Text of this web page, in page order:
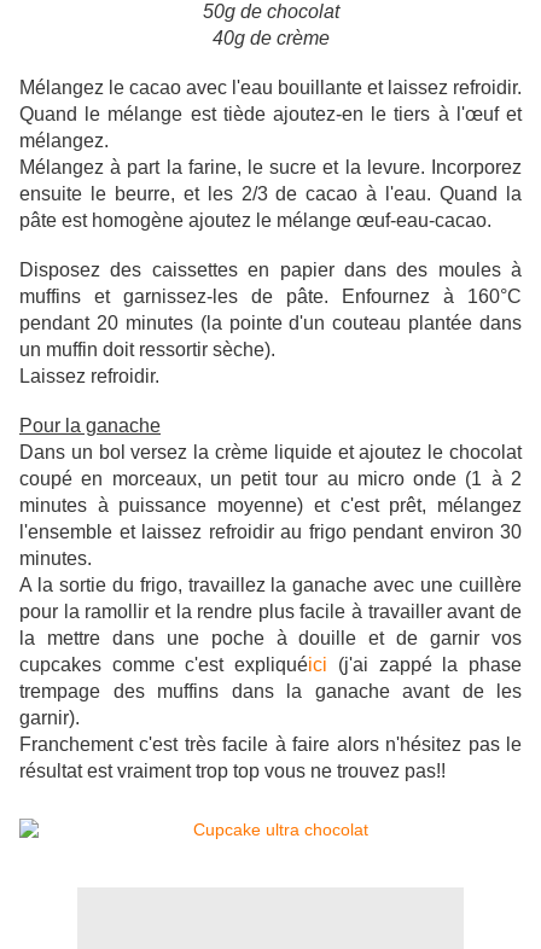
50g de chocolat
40g de crème
Mélangez le cacao avec l'eau bouillante et laissez refroidir.
Quand le mélange est tiède ajoutez-en le tiers à l'œuf et
mélangez.
Mélangez à part la farine, le sucre et la levure. Incorporez
ensuite le beurre, et les 2/3 de cacao à l'eau. Quand la
pâte est homogène ajoutez le mélange œuf-eau-cacao.
Disposez des caissettes en papier dans des moules à
muffins et garnissez-les de pâte. Enfournez à 160°C
pendant 20 minutes (la pointe d'un couteau plantée dans
un muffin doit ressortir sèche).
Laissez refroidir.
Pour la ganache
Dans un bol versez la crème liquide et ajoutez le chocolat
coupé en morceaux, un petit tour au micro onde (1 à 2
minutes à puissance moyenne) et c'est prêt, mélangez
l'ensemble et laissez refroidir au frigo pendant environ 30
minutes.
A la sortie du frigo, travaillez la ganache avec une cuillère
pour la ramollir et la rendre plus facile à travailler avant de
la mettre dans une poche à douille et de garnir vos
cupcakes comme c'est expliquéici (j'ai zappé la phase
trempage des muffins dans la ganache avant de les
garnir).
Franchement c'est très facile à faire alors n'hésitez pas le
résultat est vraiment trop top vous ne trouvez pas!!